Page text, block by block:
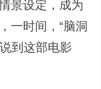
景设定，成为
一时间，“脑洞
到这部电影